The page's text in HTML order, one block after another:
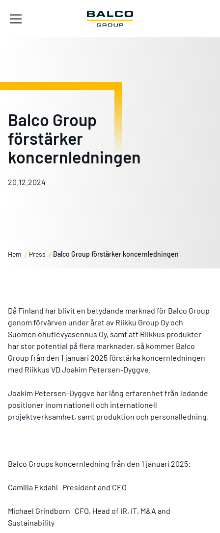
Balco Group
förstärker
koncernledningen
20.12.2024
Hem Press Balco Group förstärker koncernledningen
Då Finland har blivit en betydande marknad för Balco Group
genom förvärven under året av Riikku Group Oy och
Suomen ohutlevyasennus Oy, samt att Riikkus produkter
har stor potential på flera marknader, så kommer Balco
Group från den 1 januari 2025 förstärka koncernledningen
med Riikkus VD Joakim Petersen-Dyggve.
Joakim Petersen-Dyggve har lång erfarenhet från ledande
positioner inom nationell och internationell
projektverksamhet, samt produktion och personalledning.
Balco Groups koncernledning från den 1 januari 2025:
Camilla Ekdahl President and CEO
Michael Grindborn CFO, Head of IR, IT, M&A and
Sustainability